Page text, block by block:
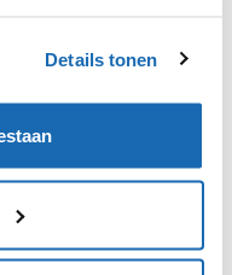
Details tonen